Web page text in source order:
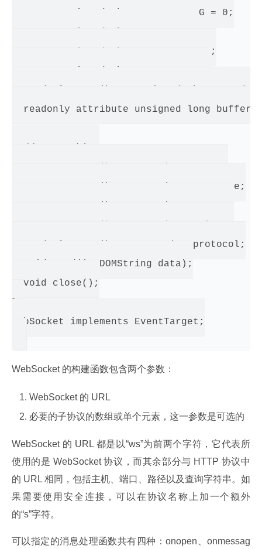
  const unsigned short CONNECTING = 0;
  const unsigned short CLOSING = 2;
readonly attribute unsigned long
           attribute Function onmessage;
  readonly attribute DOMString protocol;
  void send(in DOMString data);
  void close();
WebSocket implements EventTarget;
WebSocket 的构建函数包含两个参数：
WebSocket 的 URL
必要的子协议的数组或单个元素，这一参数是可选的
WebSocket 的 URL 都是以“ws”为前两个字符，它代表所
使用的是 WebSocket 协议，而其余部分与 HTTP 协议中
的 URL 相同，包括主机、端口、路径以及查询字符串。如
果需要使用安全连接，可以在协议名称上加一个额外
的“s”字符。
可以指定的消息处理函数共有四种：onopen、onmessag